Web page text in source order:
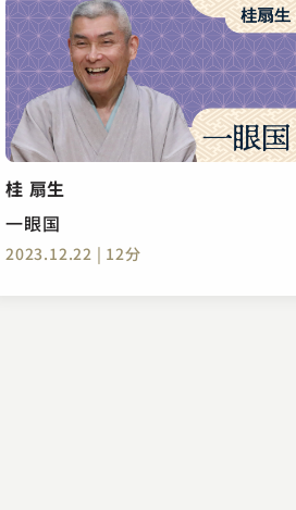
桂 扇生
一眼国
2023.12.22 | 12分